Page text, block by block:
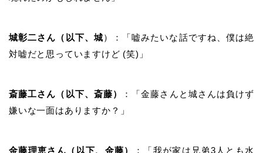
城彰二さん（以下、城）：「嘘みたいな話ですね、僕は絶
対嘘だと思っていますけど (笑) 」
斎藤工さん（以下、斎藤）
：「金藤さんと城さんは負けず
嫌いな一面はありますか？」
金藤理恵さん（以下、金藤） ：「我が家は兄弟3 人とも水